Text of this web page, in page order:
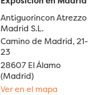
Antiguorincon Atrezzo
Madrid S.L.
Camino de Madrid, 21-
23
28607 El Álamo
(Madrid)
Ver en el mapa